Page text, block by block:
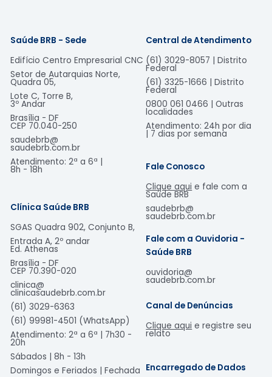
Saúde BRB - Sede
Edifício Centro Empresarial CNC
Setor de Autarquias Norte,
Quadra 05,
Lote C, Torre B,
3º Andar
Brasília - DF
CEP 70.040-250
saudebrb@
saudebrb.com.br
Atendimento: 2ª a 6ª |
8h - 18h​
Clínica Saúde BRB
SGAS Quadra 902, Conjunto B,
Entrada A, 2º andar
Ed. Athenas
Brasília - DF
CEP 70.390-020
clinica@
clinicasaudebrb.com.br
(61) 3029-6363
(61) 99981-4501 (WhatsApp)
Atendimento: 2ª a 6ª | 7h30 -
20h
Sábados | 8h - 13h
Domingos e Feriados | Fechada​
Central de Atendimento
(61) 3029-8057 | Distrito
Federal
(61) 3325-1666 | Distrito
Federal
0800 061 0466 | Outras
localidades
Atendimento: 24h por dia
| 7 dias por semana
Fale Conosco
Clique aqui e fale com a
Saúde BRB
saudebrb@
saudebrb.com.br
Fale com a Ouvidoria -
Saúde BRB
ouvidoria@
saudebrb.com.br
Canal de Denúncias
Clique aqui e registre seu
relato
Encarregado de Dados